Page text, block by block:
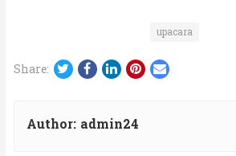
upacara
Share: Twitter
Facebook
LinkedIn
Pinterest
Email
Author: admin24